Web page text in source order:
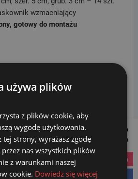
wzmacniający
gotowy do montażu
jakości materiałów: stal, kamień i
jest wiele rodzajów i kolorów
stylistyce, mogą Państwo
do urządzanego
zastosowanie na osiedlach,
miejscach użyteczności publicznej,
wizualny i estetyka oraz
Follow us on
Social Media
instagram
używa plików
z plików cookie, aby
wygodę użytkowania.
tej strony, wyrażasz zgodę
nas wszystkich plików
z warunkami naszej
cookie. Dowiedz się więcej